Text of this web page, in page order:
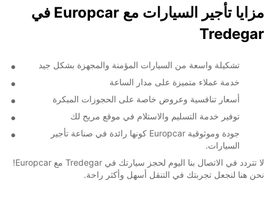
مزايا تأجير السيارات مع Europcar في
Tredegar
تشكيلة واسعة من السيارات المؤمنة والمجهزة بشكل جيد
خدمة عملاء متميزة على مدار الساعة
أسعار تنافسية وعروض خاصة على الحجوزات المبكرة
توفير خدمة التسليم والاستلام في موقع مريح لك
جودة وموثوقية Europcar كونها رائدة في صناعة تأجير
السيارات.
لا تتردد في الاتصال بنا اليوم لحجز سيارتك في Tredegar مع Europcar!
نحن هنا لنجعل تجربتك في التنقل أسهل وأكثر راحة.